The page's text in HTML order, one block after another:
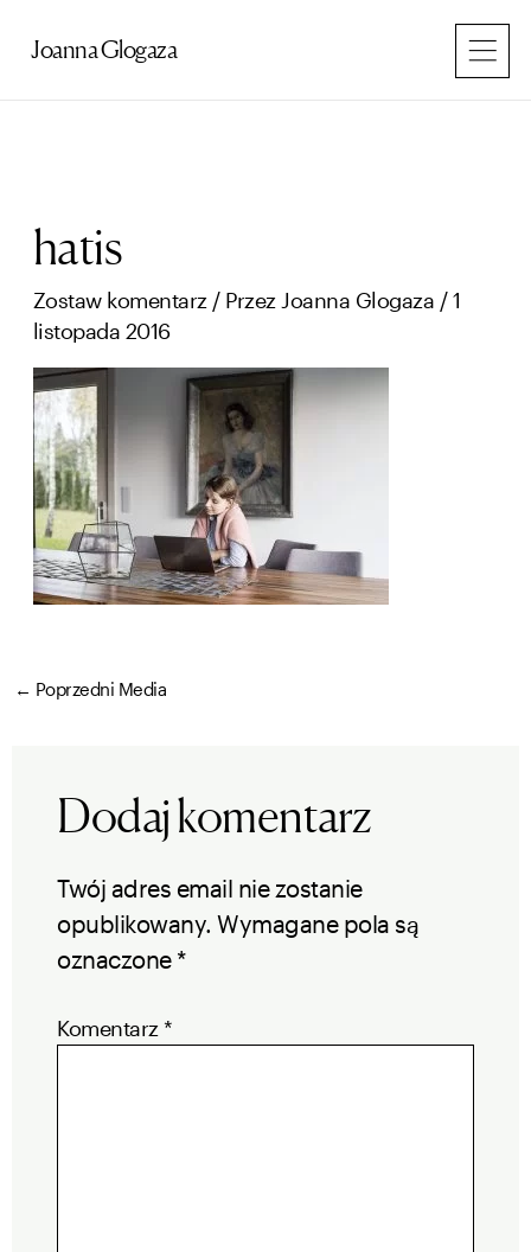
Joanna Glogaza
hatis
Zostaw komentarz / PrzezJoanna Glogaza /1
listopada 2016
← Poprzedni Media
Dodaj komentarz
Twój adres email nie zostanie
opublikowany. Wymagane pola są
oznaczone *
Komentarz *